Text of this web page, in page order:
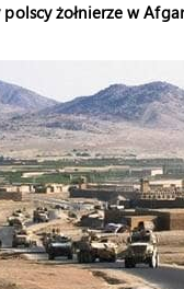
żołnierze w